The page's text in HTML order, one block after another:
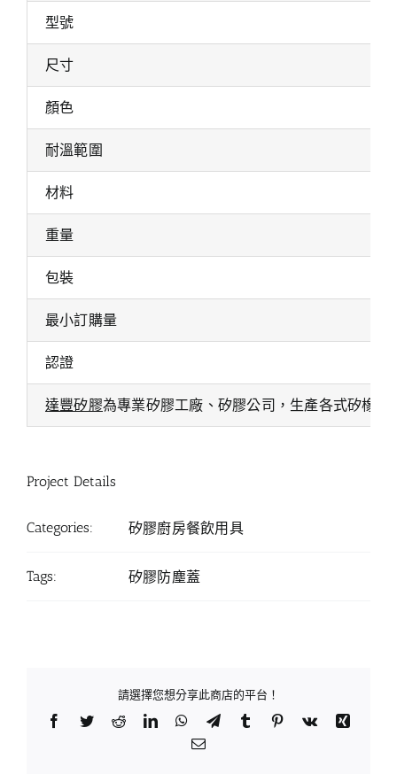
型號
尺寸
顏色
耐溫範圍
材料
重量
包裝
最小訂購量
認證
達豐矽膠為專業矽膠工廠、矽膠公司，生產各式矽橡
Project Details
Categories: 矽膠廚房餐飲用具
Tags: 矽膠防塵蓋
請選擇您想分享此商店的平台！
Facebook
TwitterRedditLinkedInWhatsApp
TelegramTumblr Pinterest
Vk
Xing
Email: